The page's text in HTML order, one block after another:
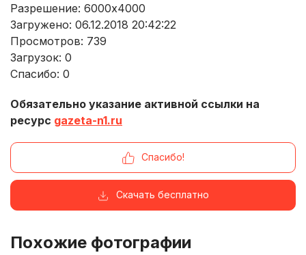
Разрешение: 6000x4000
Загружено: 06.12.2018 20:42:22
Просмотров: 739
Загрузок: 0
Спасибо: 0
Обязательно указание активной ссылки на
ресурс gazeta-n1.ru
Спасибо!
Скачать бесплатно
Похожие фотографии